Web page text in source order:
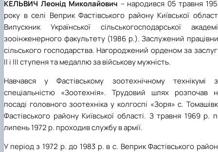
КЕЛЬВИЧ Леонід Миколайович – народився 05 травня
року в селі Веприк Фастівського району Київської
Випускник Української сільськогосподарської
зооінженерного факультету (1986 р.). Заслужений
сільського господарства. Нагороджений орденом за
ІІ і ІІІ ступеня та медаллю за військову мужність.
Навчався у Фастівському зоотехнічному технікумі
спеціальністю «Зоотехнія». Трудовий шлях розпочав
посаді головного зоотехніка у колгоспі «Зоря» с.
Фастівського району Київської області. З травня 1969 р.
липень 1972 р. проходив службу в армії.
У період з 1972 р. до 1983 р. в с. Веприк Фастівського